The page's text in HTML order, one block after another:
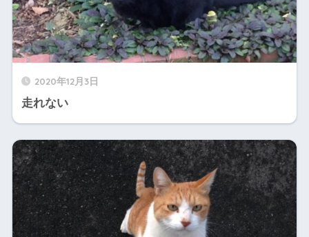
2020年12月3日
走れない